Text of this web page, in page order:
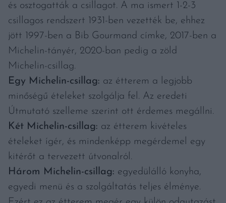
és osztogatták a csillagot. A ma ismert 1-2-3
csillagos rendszert 1931-ben vezették be, ehhez
jött 1997-ben a Bib Gourmand címke, 2017-ben a
Michelin-tányér, 2020-ban pedig a zöld
Michelin-csillag.
Egy Michelin-csillag: az étterem a legjobb
minőségű ételeket szolgálja fel. Az eredeti
Útmutató szelleme szerint ott érdemes megállni.
Két Michelin-csillag: az étterem kivételes
ételeket ígér, és mindenképp megérdemel egy
kitérőt a tervezett útvonalról.
Három Michelin-csillag: egyedülálló konyha,
egyedi menü és a szolgáltatás teljes élménye.